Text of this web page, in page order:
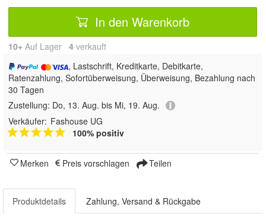
In den Warenkorb
10+ Auf Lager 4 verkauft
, Lastschrift, Kreditkarte, Debitkarte,
Ratenzahlung, Sofortüberweisung, Überweisung, Bezahlung nach
30 Tagen
Zustellung: Do, 13. Aug. bis Mi, 19. Aug.
Verkäufer: Fashouse UG
100% positiv
Merken Preis vorschlagen Teilen
Produktdetails Zahlung, Versand & Rückgabe